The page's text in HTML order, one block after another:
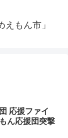
もん市」
応援ファイ
ん応援団突撃